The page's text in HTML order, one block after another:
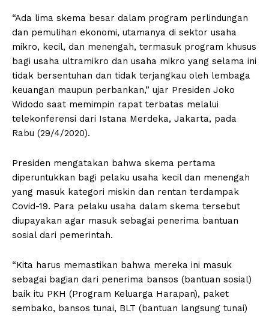
“Ada lima skema besar dalam program perlindungan
dan pemulihan ekonomi, utamanya di sektor usaha
mikro, kecil, dan menengah, termasuk program khusus
bagi usaha ultramikro dan usaha mikro yang selama ini
tidak bersentuhan dan tidak terjangkau oleh lembaga
keuangan maupun perbankan,” ujar Presiden Joko
Widodo saat memimpin rapat terbatas melalui
telekonferensi dari Istana Merdeka, Jakarta, pada
Rabu (29/4/2020).
Presiden mengatakan bahwa skema pertama
diperuntukkan bagi pelaku usaha kecil dan menengah
yang masuk kategori miskin dan rentan terdampak
Covid-19. Para pelaku usaha dalam skema tersebut
diupayakan agar masuk sebagai penerima bantuan
sosial dari pemerintah.
“Kita harus memastikan bahwa mereka ini masuk
sebagai bagian dari penerima bansos (bantuan sosial)
baik itu PKH (Program Keluarga Harapan), paket
sembako, bansos tunai, BLT (bantuan langsung tunai)